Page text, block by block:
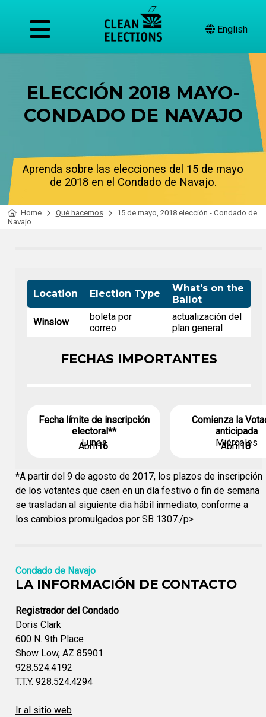
English
ELECCIÓN 2018 MAYO-
CONDADO DE NAVAJO
Aprenda sobre las elecciones del 15 de mayo
de 2018 en el Condado de Navajo.
Home Qué hacemos
15 de mayo, 2018 elección - Condado de
Navajo
Location Election Type
What's on the
Ballot
Winslow
boleta por
correo
actualización del
plan general
FECHAS IMPORTANTES
Fecha límite de inscripción
electoral**
Lunes
Abril16
Comienza la
anticipada
Miércoles
Abril18
*A partir del 9 de agosto de 2017, los plazos de inscripción
de los votantes que caen en un día festivo o fin de semana
se trasladan al siguiente dia hábil inmediato, conforme a
los cambios promulgados por SB 1307./p>
Condado de Navajo
LA INFORMACIÓN DE CONTACTO
Registrador del Condado
Doris Clark
600 N. 9th Place
Show Low, AZ 85901
928.524.4192
T.T.Y. 928.524.4294
Ir al sitio web